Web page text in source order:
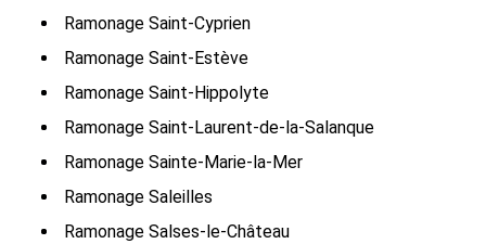
Ramonage Saint-Cyprien
Ramonage Saint-Estève
Ramonage Saint-Hippolyte
Ramonage Saint-Laurent-de-la-Salanque
Ramonage Sainte-Marie-la-Mer
Ramonage Saleilles
Ramonage Salses-le-Château